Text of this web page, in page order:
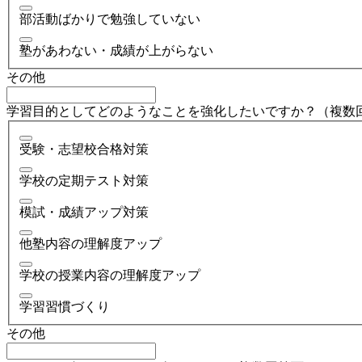
部活動ばかりで勉強していない
塾があわない・成績が上がらない
その他
学習目的としてどのようなことを強化したいですか？（複数
受験・志望校合格対策
学校の定期テスト対策
模試・成績アップ対策
他塾内容の理解度アップ
学校の授業内容の理解度アップ
学習習慣づくり
その他